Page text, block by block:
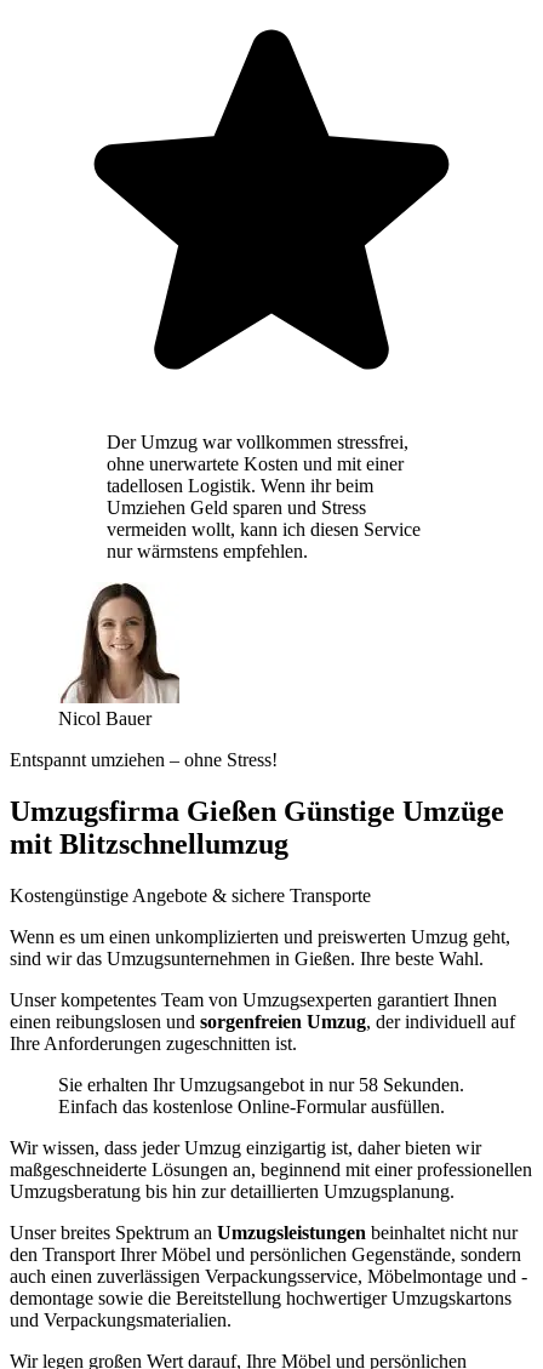
Der Umzug war vollkommen stressfrei,
ohne unerwartete Kosten und mit einer
tadellosen Logistik. Wenn ihr beim
Umziehen Geld sparen und Stress
vermeiden wollt, kann ich diesen Service
nur wärmstens empfehlen.
Nicol Bauer
Entspannt umziehen – ohne Stress!
Umzugsfirma Gießen Günstige Umzüge
mit Blitzschnellumzug
Kostengünstige Angebote & sichere Transporte
Wenn es um einen unkomplizierten und preiswerten Umzug geht,
sind wir das Umzugsunternehmen in Gießen. Ihre beste Wahl.
Unser kompetentes Team von Umzugsexperten garantiert Ihnen
einen reibungslosen und sorgenfreien Umzug, der individuell auf
Ihre Anforderungen zugeschnitten ist.
Sie erhalten Ihr Umzugsangebot in nur 58 Sekunden.
Einfach das kostenlose Online-Formular ausfüllen.
Wir wissen, dass jeder Umzug einzigartig ist, daher bieten wir
maßgeschneiderte Lösungen an, beginnend mit einer professionellen
Umzugsberatung bis hin zur detaillierten Umzugsplanung.
Unser breites Spektrum an Umzugsleistungen beinhaltet nicht nur
den Transport Ihrer Möbel und persönlichen Gegenstände, sondern
auch einen zuverlässigen Verpackungsservice, Möbelmontage und -
demontage sowie die Bereitstellung hochwertiger Umzugskartons
und Verpackungsmaterialien.
Wir legen großen Wert darauf, Ihre Möbel und persönlichen